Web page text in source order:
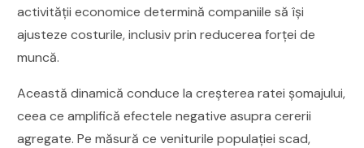
activității economice determină companiile să își
ajusteze costurile, inclusiv prin reducerea forței de
muncă.
Această dinamică conduce la creșterea ratei șomajului,
ceea ce amplifică efectele negative asupra cererii
agregate. Pe măsură ce veniturile populației scad,